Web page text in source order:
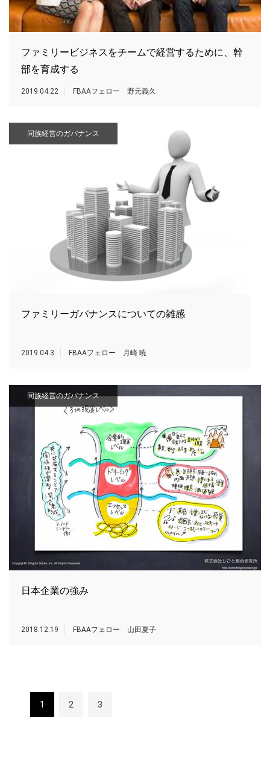
ファミリービジネスをチームで経営するために、幹
部を育成する
2019.04.22 FBAAフェロー 野元義久
同族経営のガバナンス
ファミリーガバナンスについての雑感
2019.04.3 FBAAフェロー 月崎 暁
同族経営のガバナンス
日本企業の強み
2018.12.19 FBAAフェロー 山田夏子
1 2 3